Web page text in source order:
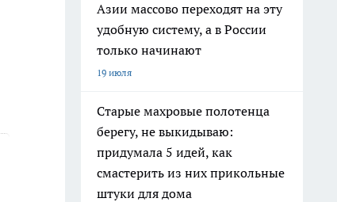
Азии массово переходят на эту
удобную систему, а в России
только начинают
19 июля
Старые махровые полотенца
берегу, не выкидываю:
придумала 5 идей, как
смастерить из них прикольные
штуки для дома